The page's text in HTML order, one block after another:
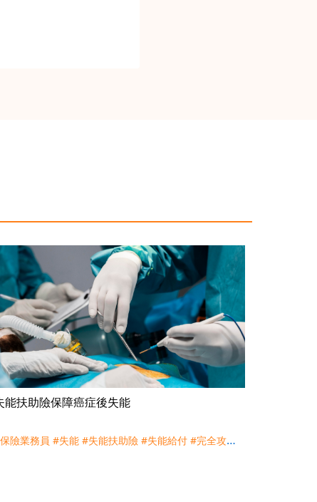
能扶助險保障癌症後失能
險業務員 #失能 #失能扶助險 #失能給付 #完全攻略